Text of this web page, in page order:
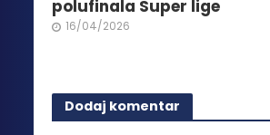
polufinala Super lige
16/04/2026
Dodaj komentar